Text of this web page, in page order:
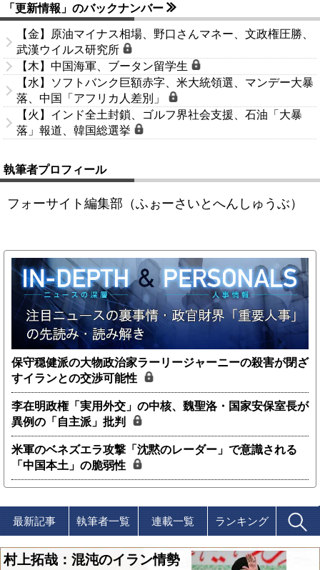
「更新情報」のバックナンバー
【金】原油マイナス相場、野口さんマネー、文政権圧勝、
武漢ウイルス研究所
【木】中国海軍、ブータン留学生
【水】ソフトバンク巨額赤字、米大統領選、マンデー大暴
落、中国「アフリカ人差別」
【火】インド全土封鎖、ゴルフ界社会支援、石油「大暴
落」報道、韓国総選挙
執筆者プロフィール
フォーサイト編集部（ふぉーさいとへんしゅうぶ）
保守穏健派の大物政治家ラーリージャーニーの殺害が閉ざ
すイランとの交渉可能性
李在明政権「実用外交」の中核、魏聖洛・国家安保室長が
異例の「自主派」批判
米軍のベネズエラ攻撃「沈黙のレーダー」で意識される
「中国本土」の脆弱性
最新記事 執筆者一覧 連載一覧 ランキング
村上拓哉：混沌のイラン情勢